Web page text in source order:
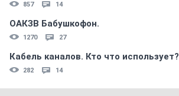
857 14
ОАКЗВ Бабушкофон.
1270 27
Кабель каналов. Кто что использует?
282 14